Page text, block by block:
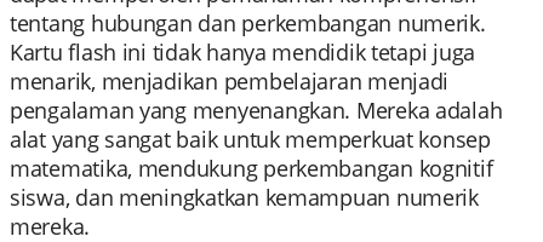
tentang hubungan dan perkembangan numerik.
Kartu flash ini tidak hanya mendidik tetapi juga
menarik, menjadikan pembelajaran menjadi
pengalaman yang menyenangkan. Mereka adalah
alat yang sangat baik untuk memperkuat konsep
matematika, mendukung perkembangan kognitif
siswa, dan meningkatkan kemampuan numerik
mereka.